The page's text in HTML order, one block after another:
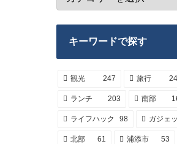
キーワードで探す
観光 247 旅行
ランチ 203 南部
ライフハック 98 ガジェ
北部 61 浦添市 53